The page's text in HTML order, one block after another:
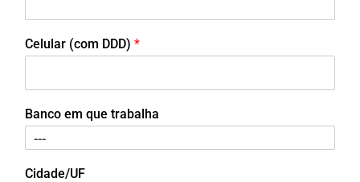
Celular (com DDD) *
Banco em que trabalha
Cidade/UF